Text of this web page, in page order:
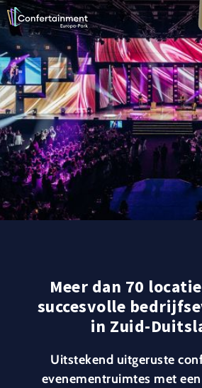
Meer dan 70
succesvolle
in Zuid-
Uitstekend uitgeruste
evenementruimtes met